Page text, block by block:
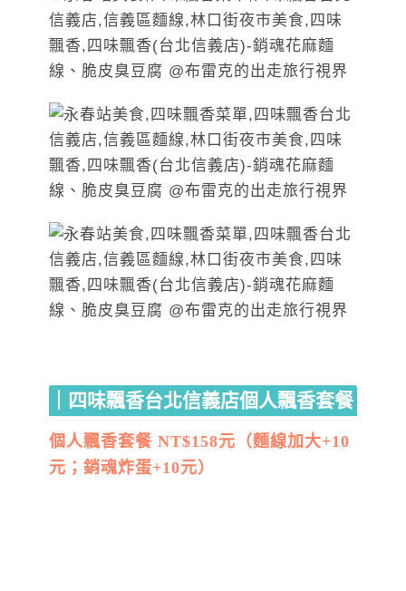
｜四味飄香台北信義店個人飄香套餐
個人飄香套餐 NT$158元（麵線加大+10
元；銷魂炸蛋+10元）